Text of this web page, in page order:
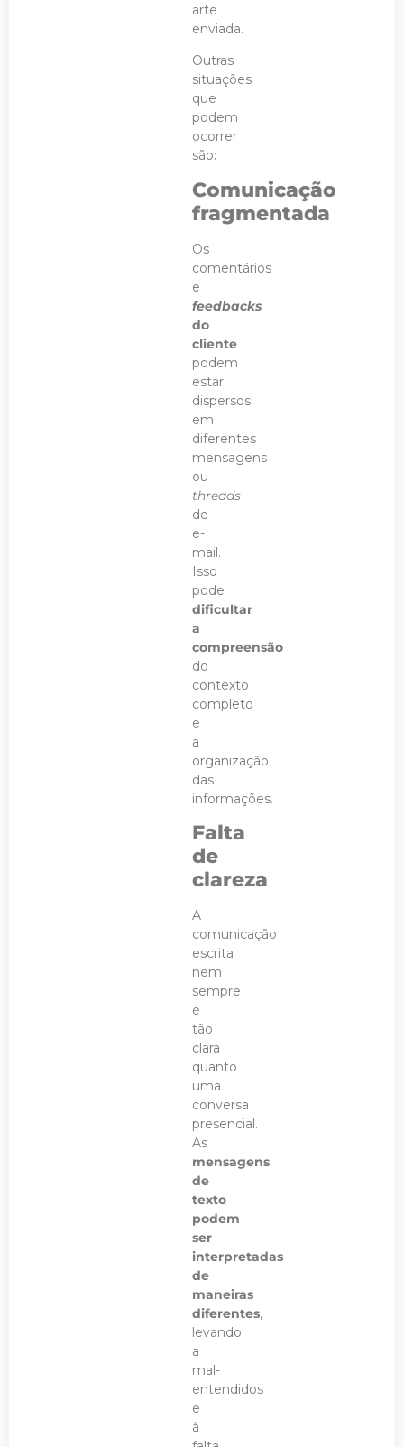
arte
enviada.
Outras
situações
que
podem
ocorrer
são:
Comunicação
fragmentada
Os
comentários
e
feedbacks
do
cliente
podem
estar
dispersos
em
diferentes
mensagens
ou
threads
de
e-
mail.
Isso
pode
dificultar
a
compreensão
do
contexto
completo
e
a
organização
das
informações.
Falta
de
clareza
A
comunicação
escrita
nem
sempre
é
tão
clara
quanto
uma
conversa
presencial.
As
mensagens
de
texto
podem
ser
interpretadas
de
maneiras
diferentes,
levando
a
mal-
entendidos
e
à